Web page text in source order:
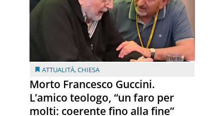
ATTUALITÀ,CHIESA
Morto Francesco Guccini.
L’amico teologo, “un faro per
molti: coerente fino alla fine”